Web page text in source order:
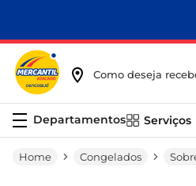
Como deseja
Serviços
Congelados